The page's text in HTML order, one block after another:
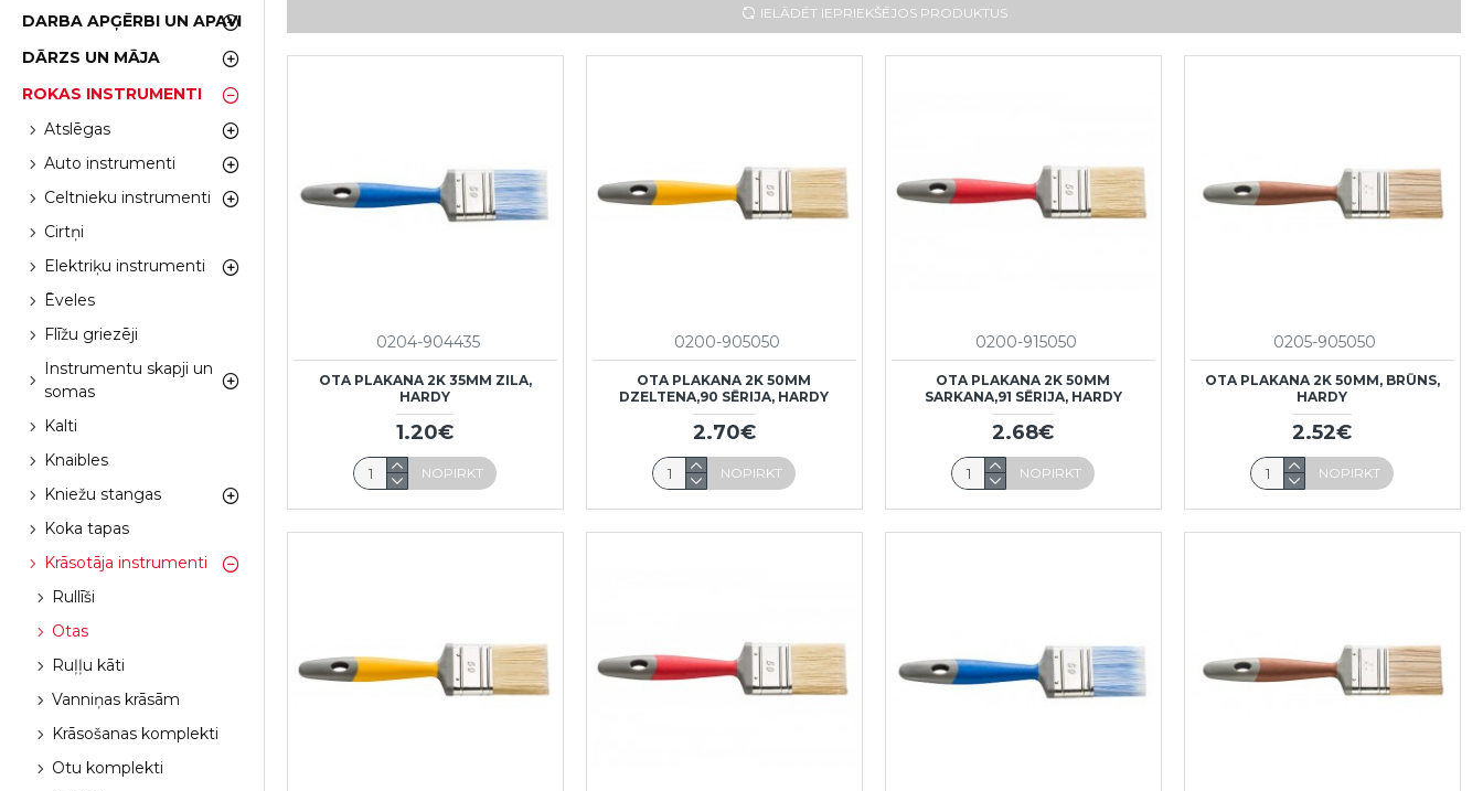
DARBA APĢĒRBI UN APAVI
DĀRZS UN MĀJA
ROKAS INSTRUMENTI
Atslēgas
Auto instrumenti
Celtnieku instrumenti
Cirtņi
Elektriķu instrumenti
Ēveles
Flīžu griezēji
Instrumentu skapji un
somas
Kalti
Knaibles
Kniežu stangas
Koka tapas
Krāsotāja instrumenti
Rullīši
Otas
Ruļļu kāti
Vanniņas krāsām
Krāsošanas komplekti
Otu komplekti
IELĀDĒT IEPRIEKŠĒJOS PRODUKTUS
0204-904435
OTA PLAKANA 2K 35MM ZILA,
HARDY
1.20€
NOPIRKT
0200-905050
OTA PLAKANA 2K 50MM
DZELTENA,90 SĒRIJA, HARDY
2.70€
NOPIRKT
0200-915050
OTA PLAKANA 2K 50MM
SARKANA,91 SĒRIJA, HARDY
2.68€
NOPIRKT
0205-905050
OTA PLAKANA 2K 50MM, BRŪNS,
HARDY
2.52€
NOPIRKT